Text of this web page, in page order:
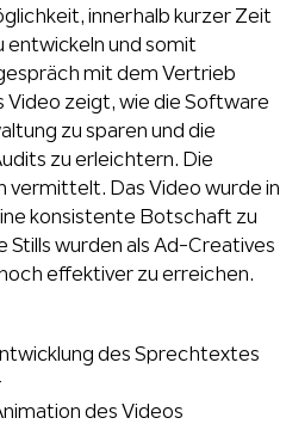
innerhalb kurzer Zeit
entwickeln und somit
mit dem Vertrieb
Video zeigt, wie die Software
zu sparen und die
zu erleichtern. Die
vermittelt. Das Video wurde in
konsistente Botschaft zu
wurden als Ad-Creatives
effektiver zu erreichen.
des Sprechtextes
des Videos